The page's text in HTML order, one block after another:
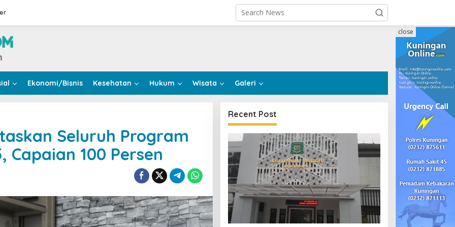
Ekonomi/Bisnis Kesehatan Hukum Wisata Galeri
close
Seluruh Program
Capaian 100 Persen
Recent Post